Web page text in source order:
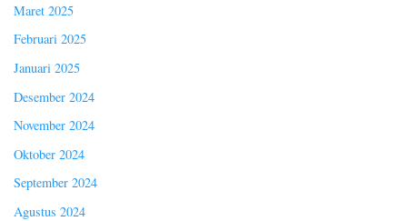
Maret 2025
Februari 2025
Januari 2025
Desember 2024
November 2024
Oktober 2024
September 2024
Agustus 2024